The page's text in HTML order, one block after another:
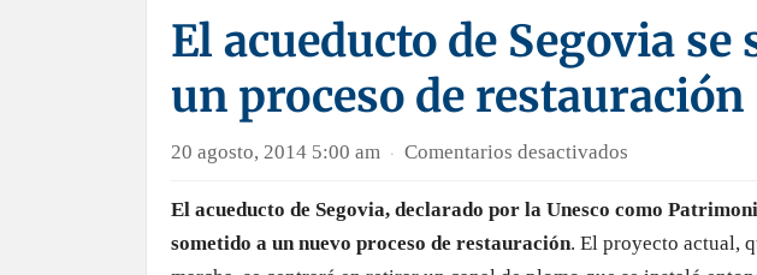
El acueducto de Segovia se
un proceso de restauración
20 agosto, 2014 5:00 am · Comentarios desactivados
acueducto
de
El acueducto de Segovia, declarado por la Unesco como
sometido a un nuevo proceso de restauración. El proyecto actual,